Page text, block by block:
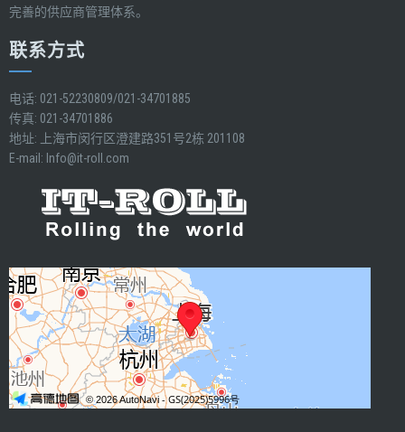
完善的供应商管理体系。
联系方式
电话: 021-52230809/021-34701885
传真: 021-34701886
地址: 上海市闵行区澄建路351号2栋 201108
E-mail: Info@it-roll.com